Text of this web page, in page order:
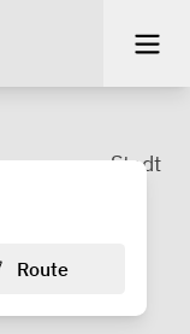
Stadt
Route